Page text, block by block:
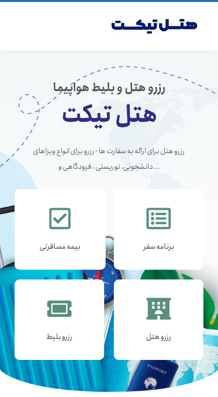
رزرو هتل و بلیط هواپیما
هتل تیکت
رزرو هتل برای ارائه به سفارت ها - رزرو برای انواع ویزاهای
دانشجویی، توریستی ، فرودگاهی و ...
بیمه مسافرتی برنامه سفر
رزرو بلیط رزرو هتل